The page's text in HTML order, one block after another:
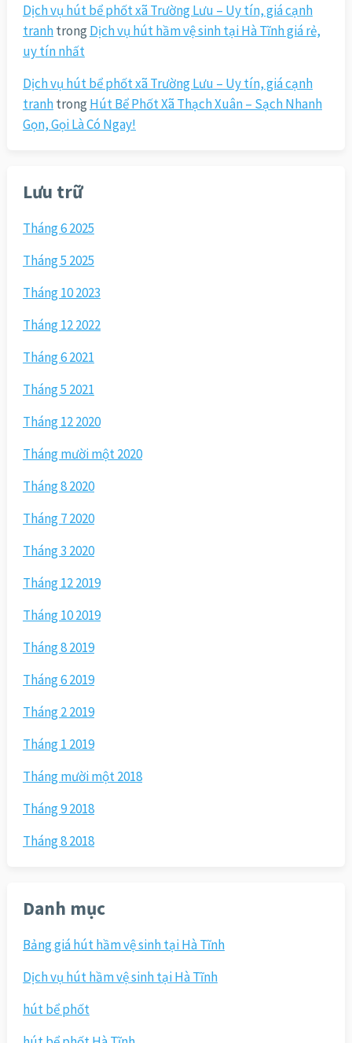
Dịch vụ hút bể phốt xã Trường Lưu – Uy tín, giá cạnh
tranhtrong Dịch vụ hút hầm vệ sinh tại Hà Tĩnh giá rẻ,
uy tín nhất
Dịch vụ hút bể phốt xã Trường Lưu – Uy tín, giá cạnh
tranhtrong Hút Bể Phốt Xã Thạch Xuân – Sạch Nhanh
Gọn, Gọi Là Có Ngay!
Lưu trữ
Tháng 6 2025
Tháng 5 2025
Tháng 10 2023
Tháng 12 2022
Tháng 6 2021
Tháng 5 2021
Tháng 12 2020
Tháng mười một 2020
Tháng 8 2020
Tháng 7 2020
Tháng 3 2020
Tháng 12 2019
Tháng 10 2019
Tháng 8 2019
Tháng 6 2019
Tháng 2 2019
Tháng 1 2019
Tháng mười một 2018
Tháng 9 2018
Tháng 8 2018
Danh mục
Bảng giá hút hầm vệ sinh tại Hà Tĩnh
Dịch vụ hút hầm vệ sinh tại Hà Tĩnh
hút bể phốt